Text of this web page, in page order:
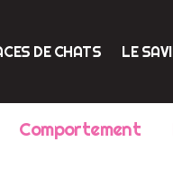
DE CHATS LE
Comportement